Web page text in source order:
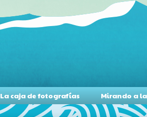
La caja de fotografías Mirando a